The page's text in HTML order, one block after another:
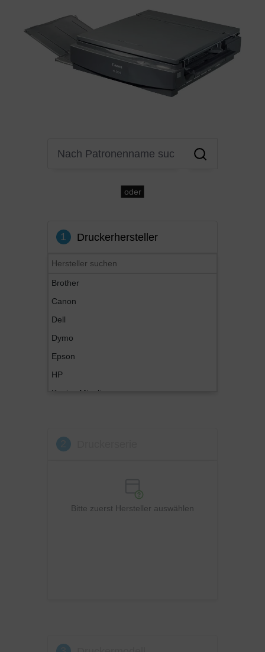
oder
1 Druckerhersteller
Brother
Canon
Dell
Dymo
Epson
HP
Konica Minolta
OKI
Bitte zuerst Hersteller auswählen